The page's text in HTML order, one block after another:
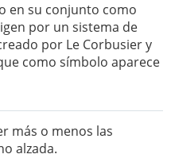
en su conjunto como
por un sistema de
por Le Corbusier y
como símbolo aparece
más o menos las
alzada.